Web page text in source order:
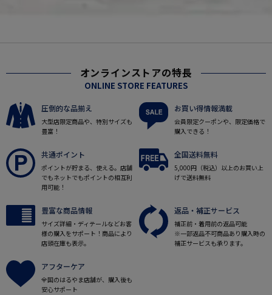
オンラインストアの特長
ONLINE STORE FEATURES
圧倒的な品揃え
大型店限定商品や、特別サイズも
豊富！
お買い得情報満載
会員限定クーポンや、限定価格で
購入できる！
共通ポイント
ポイントが貯まる、使える。店舗
でもネットでもポイントの相互利
用可能！
全国送料無料
5,000円（税込）以上のお買い上
げで送料無料
豊富な商品情報
サイズ詳細・ディテールなどお客
様の購入をサポート！商品により
店頭在庫も表示。
返品・補正サービス
補正前・着用前の返品可能
※一部返品不可商品あり購入時の
補正サービスも承ります。
アフターケア
全国のはるやま店舗が、購入後も
安心サポート